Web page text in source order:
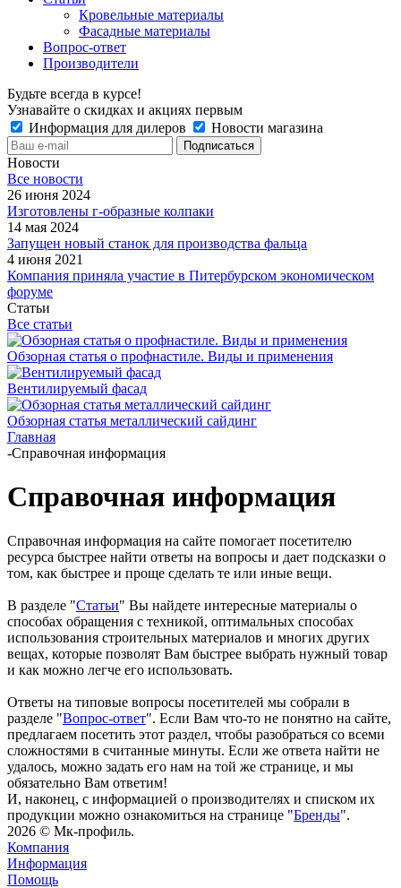
Кровельные материалы
Фасадные материалы
Вопрос-ответ
Производители
Будьте всегда в курсе!
Узнавайте о скидках и акциях первым
Информация для дилеров
Новости магазина
Новости
Все новости
26 июня 2024
Изготовлены г-образные колпаки
14 мая 2024
Запущен новый станок для производства фальца
4 июня 2021
Компания приняла участие в Питербурском экономическом
форуме
Статьи
Все статьи
Обзорная статья о профнастиле. Виды и применения
Вентилируемый фасад
Обзорная статья металлический сайдинг
Главная
-Справочная информация
Справочная информация
Справочная информация на сайте помогает посетителю
ресурса быстрее найти ответы на вопросы и дает подсказки о
том, как быстрее и проще сделать те или иные вещи.
В разделе "Статьи" Вы найдете интересные материалы о
способах обращения с техникой, оптимальных способах
использования строительных материалов и многих других
вещах, которые позволят Вам быстрее выбрать нужный товар
и как можно легче его использовать.
Ответы на типовые вопросы посетителей мы собрали в
разделе "Вопрос-ответ". Если Вам что-то не понятно на сайте,
предлагаем посетить этот раздел, чтобы разобраться со всеми
сложностями в считанные минуты. Если же ответа найти не
удалось, можно задать его нам на той же странице, и мы
обязательно Вам ответим!
И, наконец, с информацией о производителях и списком их
продукции можно ознакомиться на странице "Бренды".
2026 © Мк-профиль.
Компания
Информация
Помощь